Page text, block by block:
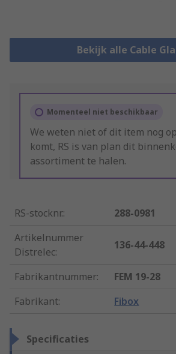
Bekijk alle Cable
Momenteel niet beschikbaar
We weten niet of dit item nog
komt, RS is van plan dit
assortiment te halen.
RS-stocknr.:
288-0981
Artikelnummer
Distrelec:
136-44-448
Fabrikantnummer:
FEM 19-28
Fabrikant: Fibox
Specificaties